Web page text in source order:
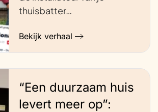
thuisbatter…
Bekijk verhaal
“Een duurzaam huis
levert meer op”: